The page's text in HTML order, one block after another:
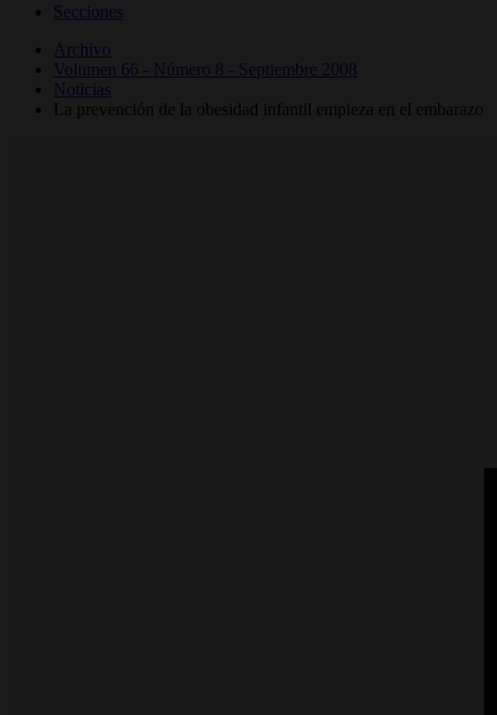
Secciones
Archivo
Volumen 66 - Número 8 - Septiembre 2008
Noticias
La prevención de la obesidad infantil empieza en el embarazo